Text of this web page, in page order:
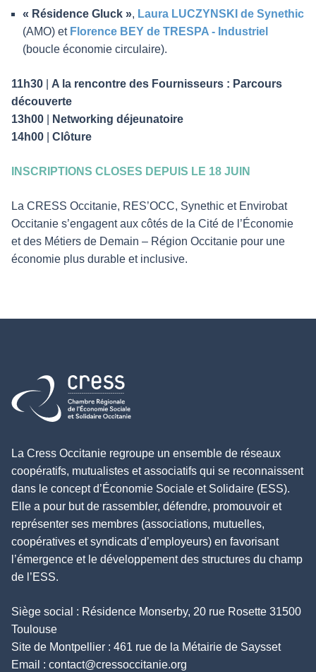
« Résidence Gluck », Laura LUCZYNSKI de Synethic
(AMO) et Florence BEY de TRESPA - Industriel
(boucle économie circulaire).
11h30
A la rencontre des Fournisseurs : Parcours
découverte
13h00
Networking déjeunatoire
14h00
Clôture
INSCRIPTIONS CLOSES DEPUIS LE 18 JUIN
La CRESS Occitanie, RES’OCC, Synethic et Envirobat
Occitanie s’engagent aux côtés de la Cité de l’Économie
et des Métiers de Demain – Région Occitanie pour une
économie plus durable et inclusive.
Retour à l'accueil
La Cress Occitanie regroupe un ensemble de réseaux
coopératifs, mutualistes et associatifs qui se reconnaissent
dans le concept d’Économie Sociale et Solidaire (ESS).
Elle a pour but de rassembler, défendre, promouvoir et
représenter ses membres (associations, mutuelles,
coopératives et syndicats d’employeurs) en favorisant
l’émergence et le développement des structures du champ
de l’ESS.
Siège social : Résidence Monserby, 20 rue Rosette 31500
Toulouse
Site de Montpellier : 461 rue de la Métairie de Saysset
Email : contact@cressoccitanie.org